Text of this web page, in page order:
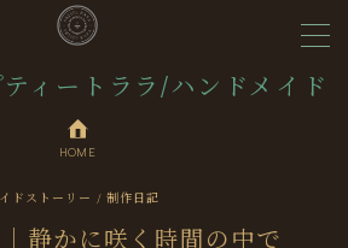
ィートララ/ハンドメイド
HOME
ドストーリー / 制作日記
静かに咲く時間の中で